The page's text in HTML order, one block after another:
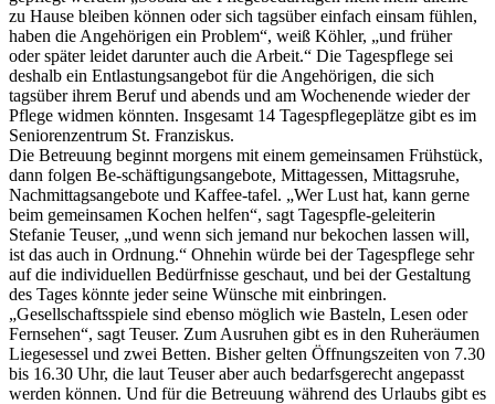
zu Hause bleiben können oder sich tagsüber einfach einsam fühlen,
haben die Angehörigen ein Problem“, weiß Köhler, „und früher
oder später leidet darunter auch die Arbeit.“ Die Tagespflege sei
deshalb ein Entlastungsangebot für die Angehörigen, die sich
tagsüber ihrem Beruf und abends und am Wochenende wieder der
Pflege widmen könnten. Insgesamt 14 Tagespflegeplätze gibt es im
Seniorenzentrum St. Franziskus.
Die Betreuung beginnt morgens mit einem gemeinsamen Frühstück,
dann folgen Be-schäftigungsangebote, Mittagessen, Mittagsruhe,
Nachmittagsangebote und Kaffee-tafel. „Wer Lust hat, kann gerne
beim gemeinsamen Kochen helfen“, sagt Tagespfle-geleiterin
Stefanie Teuser, „und wenn sich jemand nur bekochen lassen will,
ist das auch in Ordnung.“ Ohnehin würde bei der Tagespflege sehr
auf die individuellen Bedürfnisse geschaut, und bei der Gestaltung
des Tages könnte jeder seine Wünsche mit einbringen.
„Gesellschaftsspiele sind ebenso möglich wie Basteln, Lesen oder
Fernsehen“, sagt Teuser. Zum Ausruhen gibt es in den Ruheräumen
Liegesessel und zwei Betten. Bisher gelten Öffnungszeiten von 7.30
bis 16.30 Uhr, die laut Teuser aber auch bedarfsgerecht angepasst
werden können. Und für die Betreuung während des Urlaubs gibt es